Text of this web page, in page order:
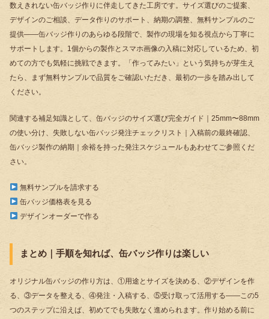
数えきれない缶バッジ作りに伴走してきた工房です。サイズ選びのご提案、
デザインのご相談、データ作りのサポート、納期の調整、無料サンプルのご
提供――缶バッジ作りのあらゆる段階で、製作の現場を知る視点から丁寧に
サポートします。1個からの製作とスマホ画像の入稿に対応しているため、初
めての方でも気軽に挑戦できます。「作ってみたい」という気持ちが芽生え
たら、まず無料サンプルで品質をご確認いただき、最初の一歩を踏み出して
ください。
関連する補足知識として、 缶バッジのサイズ選び完全ガイド｜25mm〜88mm
の使い分け
失敗しない缶バッジ発注チェックリスト｜入稿前の最終確認
缶バッジ製作の納期｜余裕を持った発注スケジュールもあわせてご参照くだ
さい。
無料サンプルを請求する
缶バッジ価格表を見る
デザインオーダーで作る
まとめ｜手順を知れば、缶バッジ作りは楽しい
オリジナル缶バッジの作り方は、①用途とサイズを決める、②デザインを作
る、③データを整える、④発注・入稿する、⑤受け取って活用する――この5
つのステップに沿えば、初めてでも失敗なく進められます。作り始める前に